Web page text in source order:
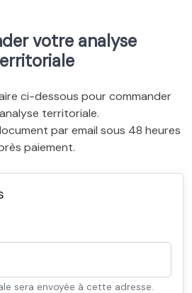
votre analyse
ci-dessous pour commander
territoriale.
par email sous 48 heures
paiement.
sera envoyée à cette adresse.